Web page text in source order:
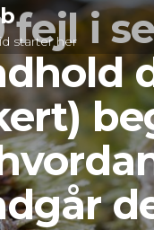
starter her
fejl i